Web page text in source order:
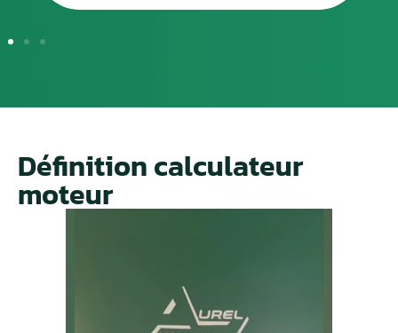
Définition calculateur
moteur